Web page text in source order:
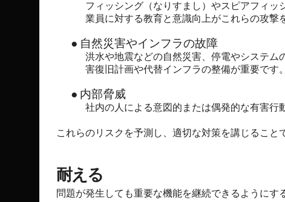
フィッシング（なりすまし）やスピアフィ
業員に対する教育と意識向上がこれらの攻撃
● 自然災害やインフラの故障
洪水や地震などの自然災害、停電やシステム
害復旧計画や代替インフラの整備が重要です。
● 内部脅威
社内の人による意図的または偶発的な有害行
これらのリスクを予測し、適切な対策を講じること
耐える
問題が発生しても重要な機能を継続できるようにす